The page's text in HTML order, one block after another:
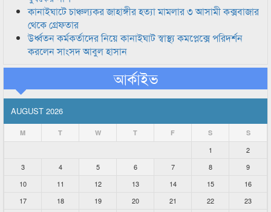
কানাইঘাটে চাঞ্চল্যকর জাহাঙ্গীর হত্যা মামলার ৩ আসামী কক্সবাজার
থেকে গ্রেফতার
উর্ধ্বতন কর্মকর্তাদের নিয়ে কানাইঘাট স্বাস্থ্য কমপ্লেক্সে পরিদর্শন
করলেন সাংসদ আবুল হাসান
আর্কাইভ
AUGUST 2026
M T W T F S S
1
2
3
4 5 6 7 8
9
10
11 12 13 14 15
16
17
18 19 20 21 22
23